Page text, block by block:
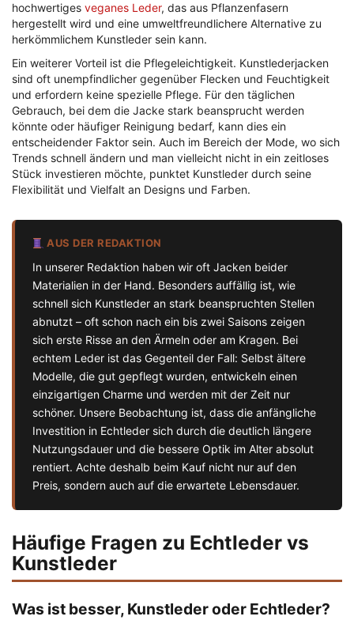
hochwertiges veganes Leder, das aus Pflanzenfasern
hergestellt wird und eine umweltfreundlichere Alternative zu
herkömmlichem Kunstleder sein kann.
Ein weiterer Vorteil ist die Pflegeleichtigkeit. Kunstlederjacken
sind oft unempfindlicher gegenüber Flecken und Feuchtigkeit
und erfordern keine spezielle Pflege. Für den täglichen
Gebrauch, bei dem die Jacke stark beansprucht werden
könnte oder häufiger Reinigung bedarf, kann dies ein
entscheidender Faktor sein. Auch im Bereich der Mode, wo sich
Trends schnell ändern und man vielleicht nicht in ein zeitloses
Stück investieren möchte, punktet Kunstleder durch seine
Flexibilität und Vielfalt an Designs und Farben.
AUS DER REDAKTION
In unserer Redaktion haben wir oft Jacken beider
Materialien in der Hand. Besonders auffällig ist, wie
schnell sich Kunstleder an stark beanspruchten Stellen
abnutzt – oft schon nach ein bis zwei Saisons zeigen
sich erste Risse an den Ärmeln oder am Kragen. Bei
echtem Leder ist das Gegenteil der Fall: Selbst ältere
Modelle, die gut gepflegt wurden, entwickeln einen
einzigartigen Charme und werden mit der Zeit nur
schöner. Unsere Beobachtung ist, dass die anfängliche
Investition in Echtleder sich durch die deutlich längere
Nutzungsdauer und die bessere Optik im Alter absolut
rentiert. Achte deshalb beim Kauf nicht nur auf den
Preis, sondern auch auf die erwartete Lebensdauer.
Häufige Fragen zu Echtleder vs
Kunstleder
Was ist besser, Kunstleder oder Echtleder?